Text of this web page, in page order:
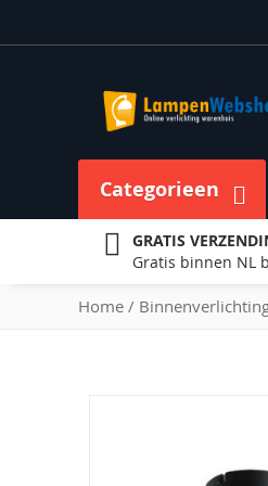
naar
inhoud
Categorieen
GRATIS
Gratis binnen NL
Home